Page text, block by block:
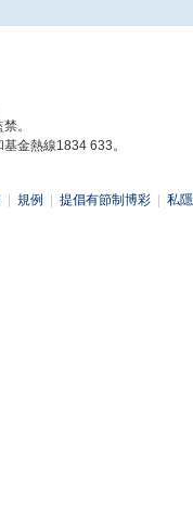
。
金熱線1834 633。
規例 提倡有節制博彩 私